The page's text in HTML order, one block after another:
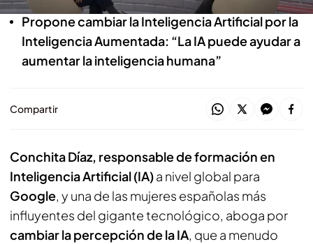
Propone cambiar la Inteligencia Artificial por la
Inteligencia Aumentada: “La IA puede ayudar a
aumentar la inteligencia humana”
Compartir
Conchita Díaz, responsable de formación en
Inteligencia Artificial (IA)a nivel global para
Google, y una de las mujeres españolas más
influyentes del gigante tecnológico, aboga por
cambiar la percepción de la IA, que a menudo